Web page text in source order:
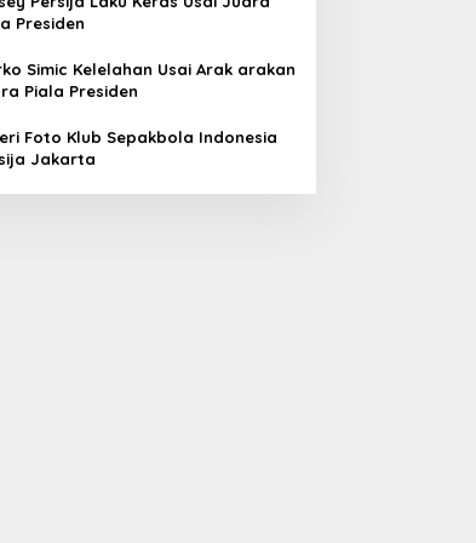
Presiden
Simic Kelelahan Usai Arak arakan
Piala Presiden
Foto Klub Sepakbola Indonesia
Jakarta